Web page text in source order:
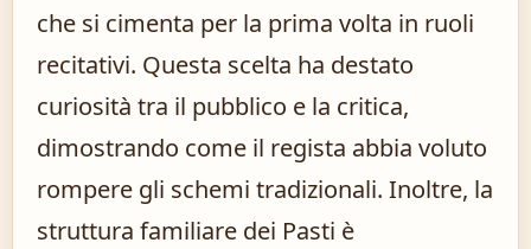
che si cimenta per la prima volta in ruoli
recitativi. Questa scelta ha destato
curiosità tra il pubblico e la critica,
dimostrando come il regista abbia voluto
rompere gli schemi tradizionali. Inoltre, la
struttura familiare dei Pasti è